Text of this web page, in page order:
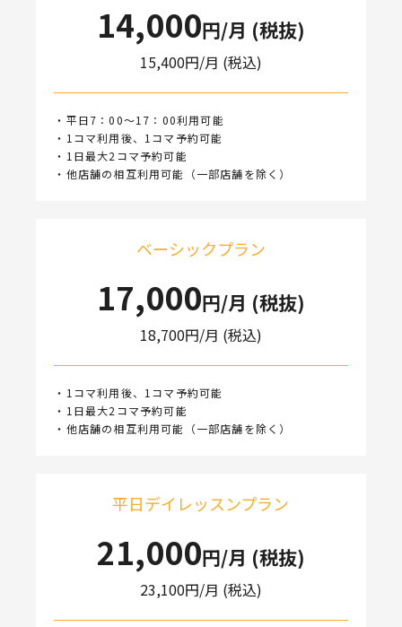
14,000円/月 (税抜)
15,400円/月 (税込)
・平日7：00～17：00利用可能
・1コマ利用後、1コマ予約可能
・1日最大2コマ予約可能
・他店舗の相互利用可能（一部店舗を除く）
ベーシックプラン
17,000円/月 (税抜)
18,700円/月 (税込)
・1コマ利用後、1コマ予約可能
・1日最大2コマ予約可能
・他店舗の相互利用可能（一部店舗を除く）
平日デイレッスンプラン
21,000円/月 (税抜)
23,100円/月 (税込)